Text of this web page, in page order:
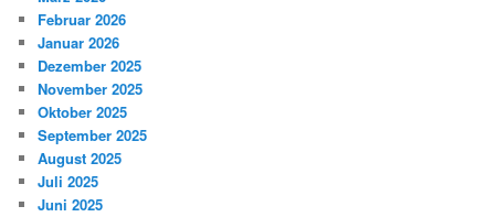
Februar 2026
Januar 2026
Dezember 2025
November 2025
Oktober 2025
September 2025
August 2025
Juli 2025
Juni 2025